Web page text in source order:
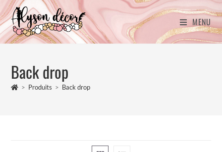
MENU
Back drop
> Produits > Back drop